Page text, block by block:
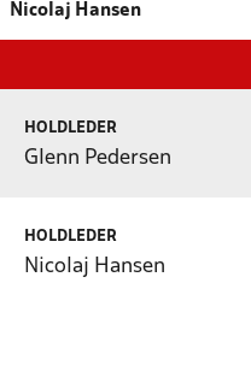
Nicolaj Hansen
HOLDLEDER
Glenn Pedersen
HOLDLEDER
Nicolaj Hansen